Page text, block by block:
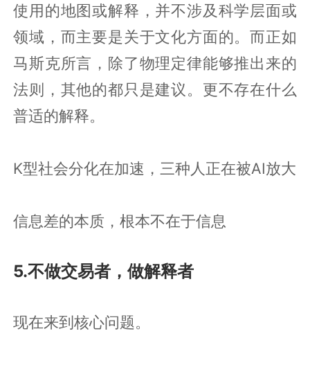
使用的地图或解释，并不涉及科学层面或
领域，而主要是关于文化方面的。而正如
马斯克所言，除了物理定律能够推出来的
法则，其他的都只是建议。更不存在什么
普适的解释。
K型社会分化在加速，三种人正在被AI放大
信息差的本质，根本不在于信息
5.不做交易者，做解释者
现在来到核心问题。